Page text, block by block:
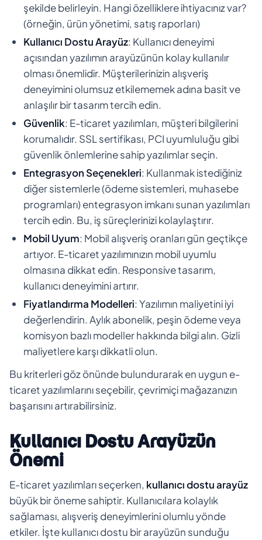
şekilde belirleyin. Hangi özelliklere ihtiyacınız var?
(örneğin, ürün yönetimi, satış raporları)
Kullanıcı Dostu Arayüz: Kullanıcı deneyimi
açısından yazılımın arayüzünün kolay kullanılır
olması önemlidir. Müşterilerinizin alışveriş
deneyimini olumsuz etkilememek adına basit ve
anlaşılır bir tasarım tercih edin.
Güvenlik: E-ticaret yazılımları, müşteri bilgilerini
korumalıdır. SSL sertifikası, PCI uyumluluğu gibi
güvenlik önlemlerine sahip yazılımlar seçin.
Entegrasyon Seçenekleri: Kullanmak istediğiniz
diğer sistemlerle (ödeme sistemleri, muhasebe
programları) entegrasyon imkanı sunan yazılımları
tercih edin. Bu, iş süreçlerinizi kolaylaştırır.
Mobil Uyum: Mobil alışveriş oranları gün geçtikçe
artıyor. E-ticaret yazılımınızın mobil uyumlu
olmasına dikkat edin. Responsive tasarım,
kullanıcı deneyimini artırır.
Fiyatlandırma Modelleri: Yazılımın maliyetini iyi
değerlendirin. Aylık abonelik, peşin ödeme veya
komisyon bazlı modeller hakkında bilgi alın. Gizli
maliyetlere karşı dikkatli olun.
Bu kriterleri göz önünde bulundurarak en uygun e-
ticaret yazılımlarını seçebilir, çevrimiçi mağazanızın
başarısını artırabilirsiniz.
Kullanıcı Dostu Arayüzün
Önemi
E-ticaret yazılımları seçerken, kullanıcı dostu arayüz
büyük bir öneme sahiptir. Kullanıcılara kolaylık
sağlaması, alışveriş deneyimlerini olumlu yönde
etkiler. İşte kullanıcı dostu bir arayüzün sunduğu